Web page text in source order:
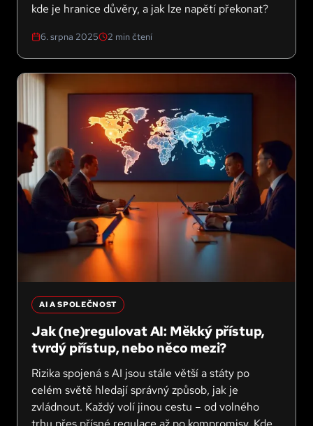
kde je hranice důvěry, a jak lze napětí překonat?
6. srpna 2025 2 min čtení
AI A SPOLEČNOST
Jak (ne)regulovat AI: Měkký přístup,
tvrdý přístup, nebo něco mezi?
Rizika spojená s AI jsou stále větší a státy po
celém světě hledají správný způsob, jak je
zvládnout. Každý volí jinou cestu – od volného